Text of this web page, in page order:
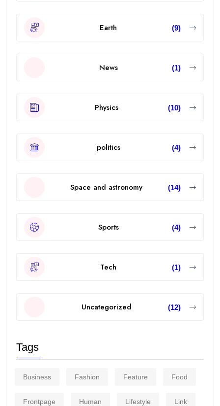
Earth (9)
News (1)
Physics (10)
politics (4)
Space and astronomy (14)
Sports (4)
Tech (1)
Uncategorized (12)
Tags
Business Fashion Feature Food
Frontpage Human Lifestyle Link